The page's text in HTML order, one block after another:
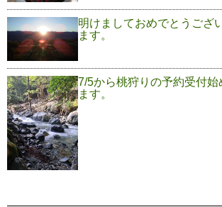
明けましておめでとうござ
ます。
7/5から桃狩りの予約受付始
ます。